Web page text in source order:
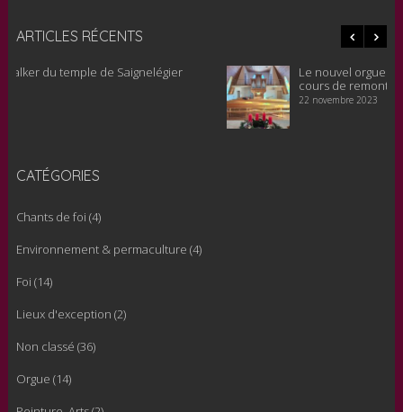
ARTICLES RÉCENTS
Le nouvel orgue pour le temple de Saignelégier est en
cours de remontage, 20 novembre 2023
CATÉGORIES
Chants de foi (4)
Environnement & permaculture (4)
Foi (14)
Lieux d'exception (2)
Non classé (36)
Orgue (14)